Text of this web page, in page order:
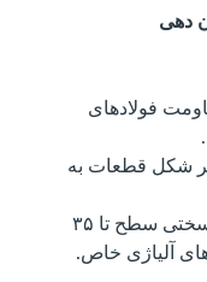
فولادهای
شکل قطعات به
:با تشکیل نیتریدهای پایدار، سختی سطح تا ۳۵